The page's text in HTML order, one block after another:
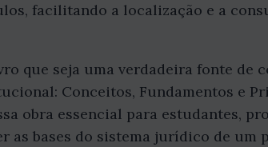
facilitando a localização e a
que seja uma verdadeira fonte de
Conceitos, Fundamentos e
obra essencial para estudantes,
as bases do sistema jurídico de um